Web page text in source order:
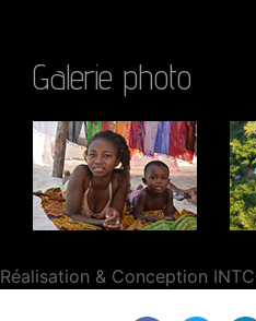
Galerie photo
Réalisation & Conception